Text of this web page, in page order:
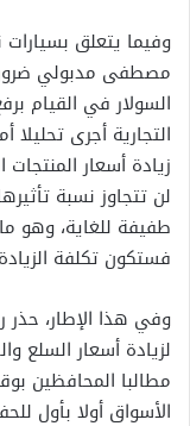
وفيما يتعلق بسيارات
مصطفى مدبولي
السولار في القيام
التجارية أجرى
زيادة أسعار
فستكون تكلفة الزيادة
وفي هذا الإطار، حذر
لزيادة أسعار السلع
مطالبا المحافظين
الأسواق أولا بأول